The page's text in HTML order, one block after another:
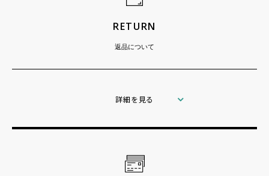
RETURN
返品について
詳細を見る